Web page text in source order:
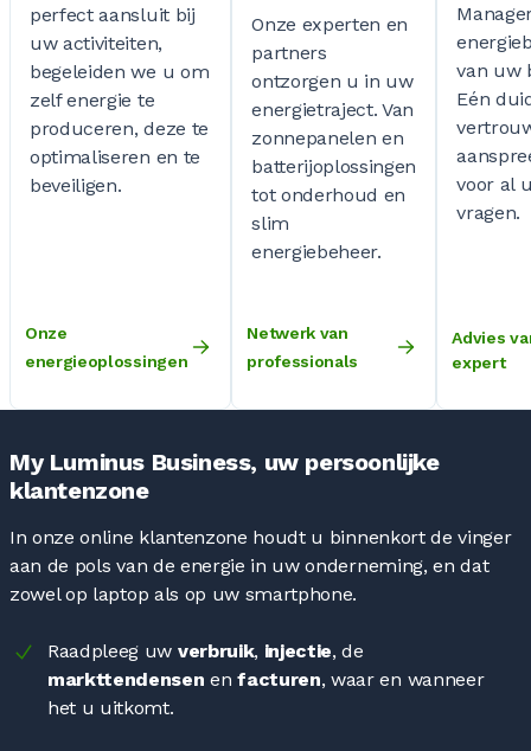
perfect aansluit bij
uw activiteiten,
begeleiden we u om
zelf energie te
produceren, deze te
optimaliseren en te
beveiligen.
Onze
energieoplossingen
Onze experten en
partners
ontzorgen u in uw
energietraject. Van
zonnepanelen en
batterijoplossingen
tot onderhoud en
slim
energiebeheer.
Netwerk van
professionals
van uw
Eén
voor al
vragen.
Advies
expert
My Luminus Business, uw persoonlijke
klantenzone
In onze online klantenzone houdt u binnenkort de vinger
aan de pols van de energie in uw onderneming, en dat
zowel op laptop als op uw smartphone.
Raadpleeg uw verbruik, injectie, de
markttendensen enfacturen, waar en wanneer
het u uitkomt.